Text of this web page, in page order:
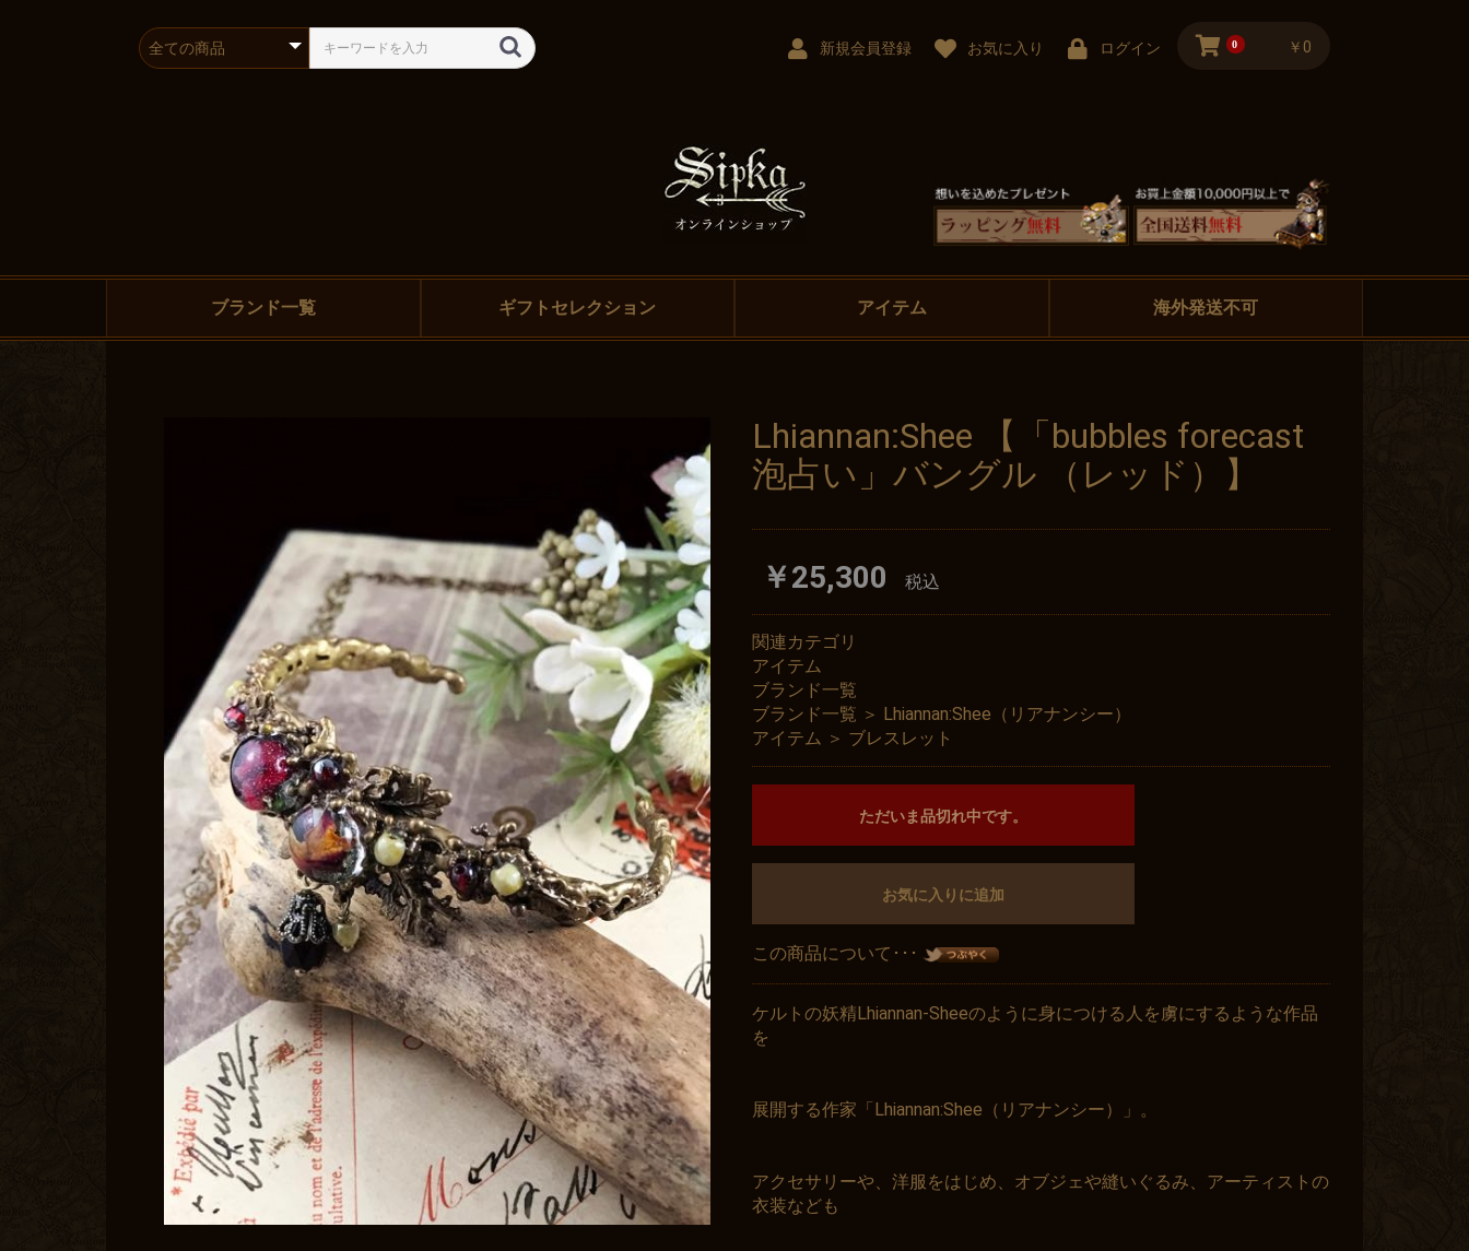
新規会員登録 お気に入り ログイン 0 ￥0
ブランド一覧 ギフトセレクション アイテム 海外発送不可
Lhiannan:Shee 【「bubbles forecast
泡占い」バングル （レッド）】
￥25,300 税込
関連カテゴリ
アイテム
ブランド一覧
ブランド一覧 ＞ Lhiannan:Shee（リアナンシー）
アイテム ＞ ブレスレット
ただいま品切れ中です。
お気に入りに追加
この商品について･･･
ケルトの妖精Lhiannan-Sheeのように身につける人を虜にするような作品
を
展開する作家「Lhiannan:Shee（リアナンシー）」。
アクセサリーや、洋服をはじめ、オブジェや縫いぐるみ、アーティストの
衣装なども